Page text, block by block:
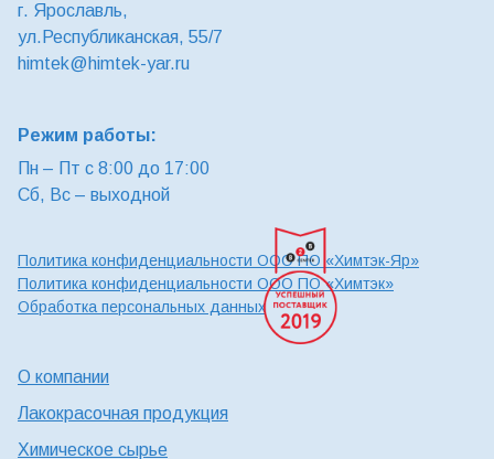
г. Ярославль,
ул.Республиканская, 55/7
himtek@himtek-yar.ru
Режим работы:
Пн – Пт с 8:00 до 17:00
Сб, Вс – выходной
Политика конфиденциальности ООО ПО «Химтэк-Яр»
Политика конфиденциальности ООО ПО «Химтэк»
Обработка персональных данных
О компании
Лакокрасочная продукция
Химическое сырье